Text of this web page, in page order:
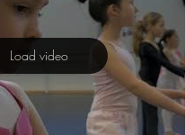
Load video